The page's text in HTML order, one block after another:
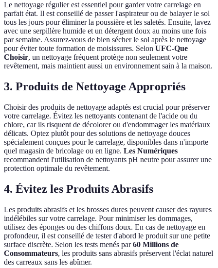
Le nettoyage régulier est essentiel pour garder votre carrelage en
parfait état. Il est conseillé de passer l'aspirateur ou de balayer le sol
tous les jours pour éliminer la poussière et les saletés. Ensuite, lavez
avec une serpillère humide et un détergent doux au moins une fois
par semaine. Assurez-vous de bien sécher le sol après le nettoyage
pour éviter toute formation de moisissures. Selon UFC-Que
Choisir, un nettoyage fréquent protège non seulement votre
revêtement, mais maintient aussi un environnement sain à la maison.
3. Produits de Nettoyage Appropriés
Choisir des produits de nettoyage adaptés est crucial pour préserver
votre carrelage. Évitez les nettoyants contenant de l'acide ou du
chlore, car ils risquent de décolorer ou d'endommager les matériaux
délicats. Optez plutôt pour des solutions de nettoyage douces
spécialement conçues pour le carrelage, disponibles dans n'importe
quel magasin de bricolage ou en ligne. Les Numériques
recommandent l'utilisation de nettoyants pH neutre pour assurer une
protection optimale du revêtement.
4. Évitez les Produits Abrasifs
Les produits abrasifs et les brosses dures peuvent causer des rayures
indélébiles sur votre carrelage. Pour minimiser les dommages,
utilisez des éponges ou des chiffons doux. En cas de nettoyage en
profondeur, il est conseillé de tester d'abord le produit sur une petite
surface discrète. Selon les tests menés par60 Millions de
Consommateurs, les produits sans abrasifs préservent l'éclat naturel
des carreaux sans les abîmer.